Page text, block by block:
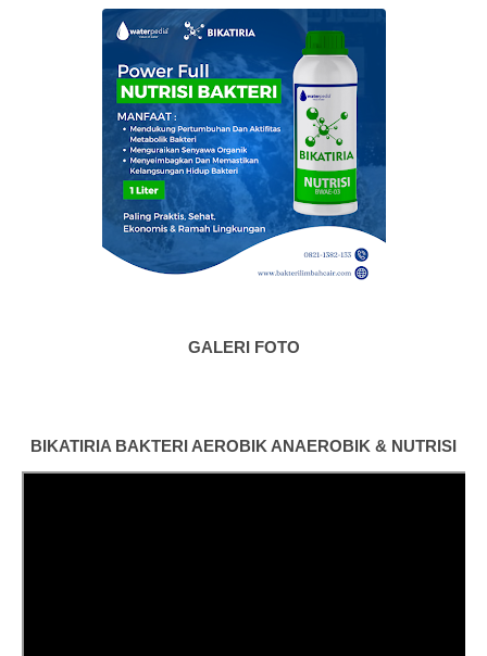
GALERI FOTO
BIKATIRIA BAKTERI AEROBIK ANAEROBIK & NUTRISI